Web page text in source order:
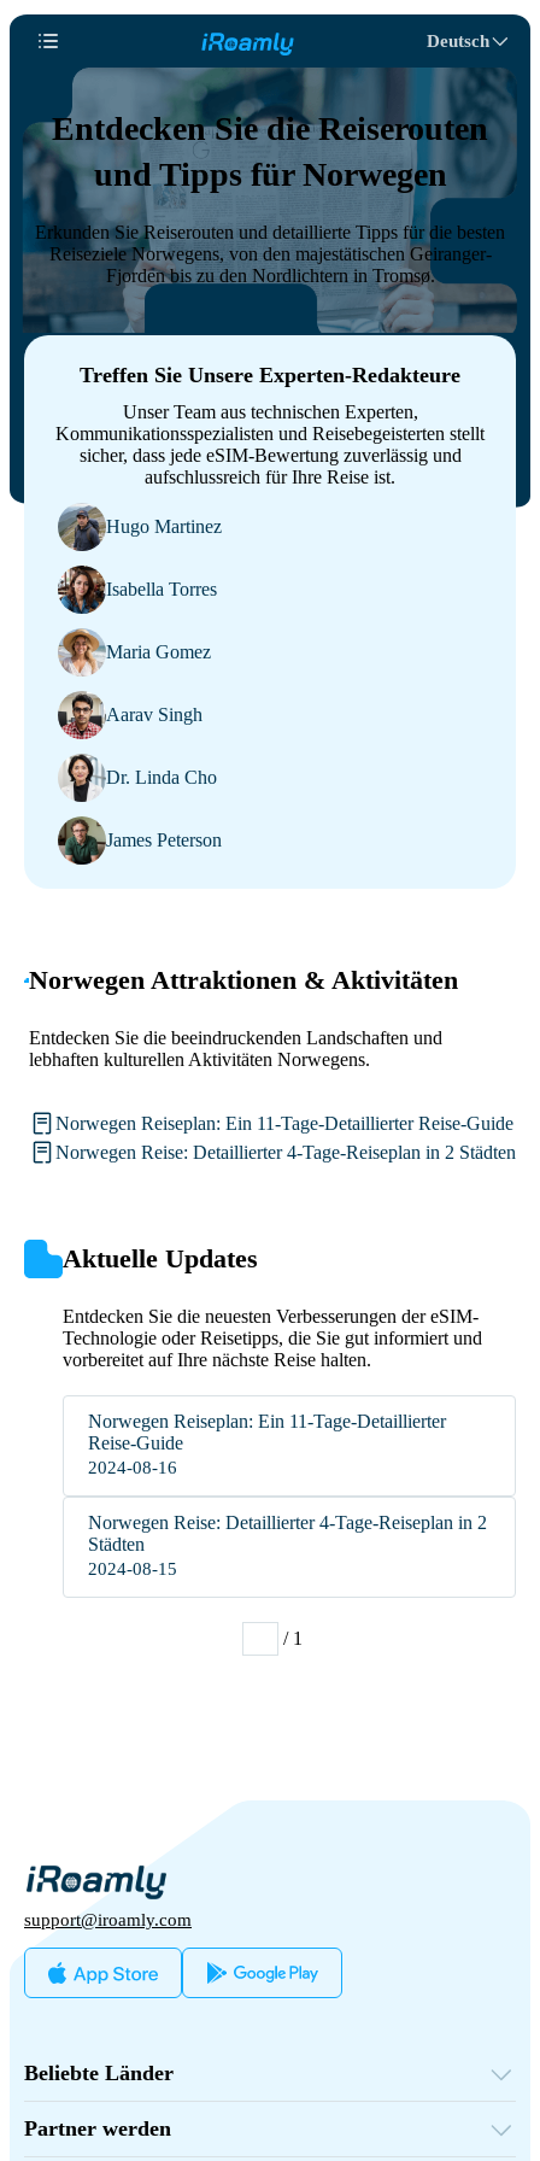
Deutsch
Entdecken Sie die Reiserouten
und Tipps für Norwegen
Erkunden Sie Reiserouten und detaillierte Tipps für die besten
Reiseziele Norwegens, von den majestätischen Geiranger-
Fjorden bis zu den Nordlichtern in Tromsø.
Treffen Sie Unsere Experten-Redakteure
Unser Team aus technischen Experten,
Kommunikationsspezialisten und Reisebegeisterten stellt
sicher, dass jede eSIM-Bewertung zuverlässig und
aufschlussreich für Ihre Reise ist.
Hugo Martinez
Isabella Torres
Maria Gomez
Aarav Singh
Dr. Linda Cho
James Peterson
Norwegen Attraktionen & Aktivitäten
Entdecken Sie die beeindruckenden Landschaften und
lebhaften kulturellen Aktivitäten Norwegens.
Norwegen Reiseplan: Ein 11-Tage-Detaillierter Reise-Guide
Norwegen Reise: Detaillierter 4-Tage-Reiseplan in 2 Städten
Aktuelle Updates
Entdecken Sie die neuesten Verbesserungen der eSIM-
Technologie oder Reisetipps, die Sie gut informiert und
vorbereitet auf Ihre nächste Reise halten.
Norwegen Reiseplan: Ein 11-Tage-Detaillierter
Reise-Guide
2024-08-16
Norwegen Reise: Detaillierter 4-Tage-Reiseplan in 2
Städten
2024-08-15
/ 1
support@iroamly.com
Beliebte Länder
Türkei
Frankreich
Partner werden